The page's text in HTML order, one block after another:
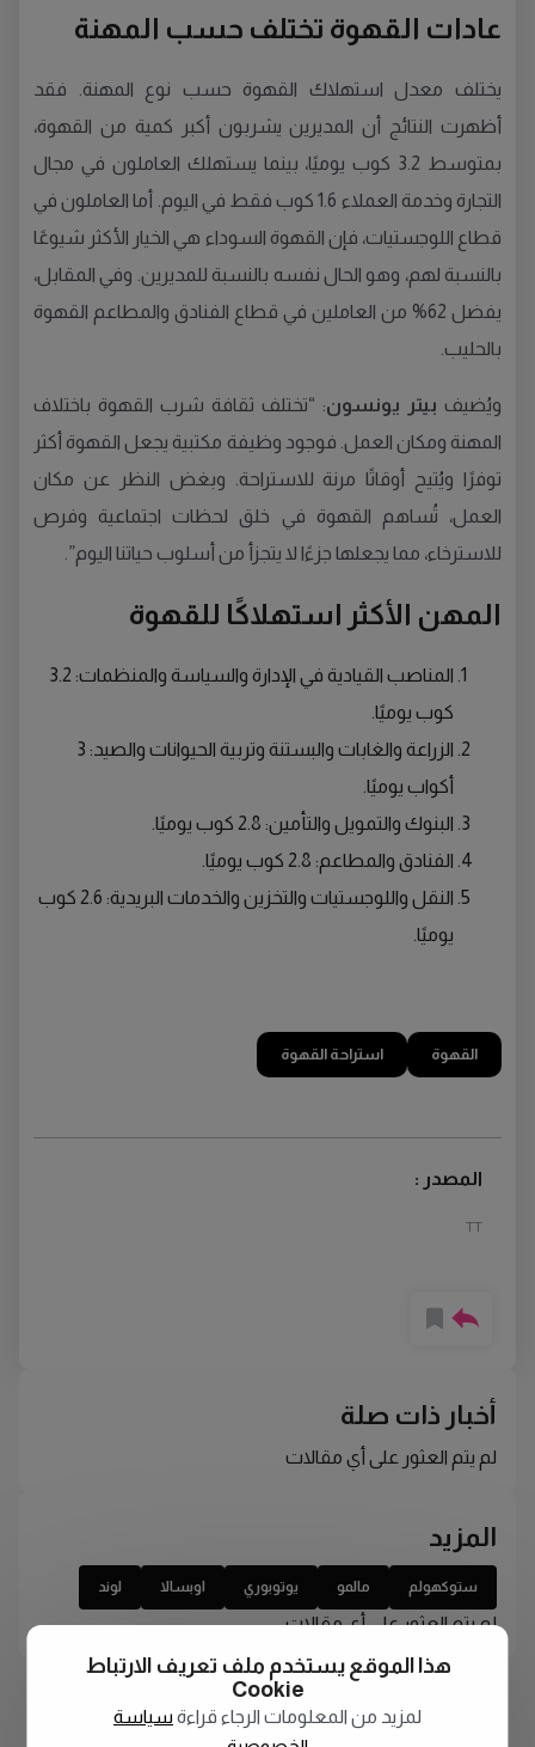
عادات القهوة تختلف حسب المهنة
يختلف معدل استهلاك القهوة حسب نوع المهنة. فقد
أظهرت النتائج أن المديرين يشربون أكبر كمية من القهوة،
بمتوسط 3.2 كوب يوميًا، بينما يستهلك العاملون في مجال
التجارة وخدمة العملاء 1.6 كوب فقط في اليوم. أما العاملون في
قطاع اللوجستيات، فإن القهوة السوداء هي الخيار الأكثر شيوعًا
بالنسبة لهم، وهو الحال نفسه بالنسبة للمديرين. وفي المقابل،
يفضل 62% من العاملين في قطاع الفنادق والمطاعم القهوة
بالحليب.
ويُضيف بيتر يونسون: “تختلف ثقافة شرب القهوة باختلاف
المهنة ومكان العمل. فوجود وظيفة مكتبية يجعل القهوة أكثر
توفرًا ويُتيح أوقاتًا مرنة للاستراحة. وبغض النظر عن مكان
العمل، تُساهم القهوة في خلق لحظات اجتماعية وفرص
للاسترخاء، مما يجعلها جزءًا لا يتجزأ من أسلوب حياتنا اليوم”.
المهن الأكثر استهلاكًا للقهوة
المناصب القيادية في الإدارة والسياسة والمنظمات: 3.2
كوب يوميًا.
الزراعة والغابات والبستنة وتربية الحيوانات والصيد: 3
أكواب يوميًا.
البنوك والتمويل والتأمين: 2.8 كوب يوميًا.
الفنادق والمطاعم: 2.8 كوب يوميًا.
النقل واللوجستيات والتخزين والخدمات البريدية: 2.6 كوب
يوميًا.
القهوة استراحة القهوة
المصدر :
TT
أخبار ذات صلة
لم يتم العثور على أي مقالات
المزيد
ستوكهولم مالمو يوتوبوري اوبسالا لوند
لم يتم العثور على أي مقالات
هذا الموقع يستخدم ملف تعريف الارتباط
Cookie
لمزيد من المعلومات الرجاء قراءة سياسة